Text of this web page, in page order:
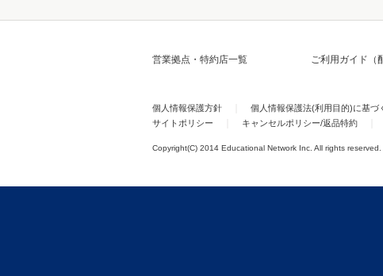
営業拠点・特約店一覧 ご利用ガイド（
個人情報保護方針 個人情報保護法(利用目的)に基づ
サイトポリシー
キャンセルポリシー/返品特約
Copyright(C) 2014 Educational Network Inc. All rights reserved.